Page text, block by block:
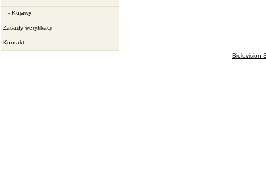
- Kujawy
Zasady weryfikacji
Kontakt
Biolovision